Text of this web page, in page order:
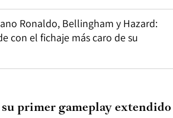
Ronaldo, Bellingham y Hazard:
con el fichaje más caro de su
primer gameplay extendido